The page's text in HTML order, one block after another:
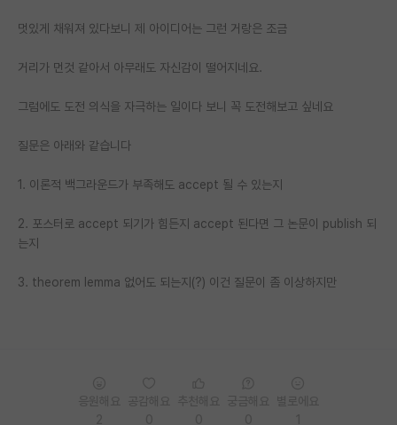
반도체 아카데미
재팬라운지 🌸
멋있게 채워져 있다보니 제 아이디어는 그런 거랑은 조금
거리가 먼것 같아서 아무래도 자신감이 떨어지네요.
그럼에도 도전 의식을 자극하는 일이다 보니 꼭 도전해보고 싶네요
질문은 아래와 같습니다
1. 이론적 백그라운드가 부족해도 accept 될 수 있는지
2. 포스터로 accept 되기가 힘든지 accept 된다면 그 논문이 publish 되
는지
3. theorem lemma 없어도 되는지(?) 이건 질문이 좀 이상하지만